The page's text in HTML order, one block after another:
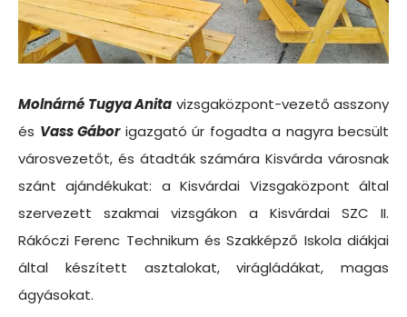
Molnárné Tugya Anita vizsgaközpont-vezető asszony
és Vass Gáborigazgató úr fogadta a nagyra becsült
városvezetőt, és átadták számára Kisvárda városnak
szánt ajándékukat: a Kisvárdai Vizsgaközpont által
szervezett szakmai vizsgákon a Kisvárdai SZC II.
Rákóczi Ferenc Technikum és Szakképző Iskola diákjai
által készített asztalokat, virágládákat, magas
ágyásokat.